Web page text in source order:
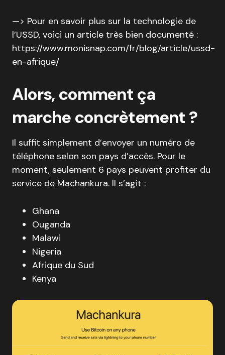
—> Pour en savoir plus sur la technologie de
l’USSD, voici un article très bien documenté :
https://www.monisnap.com/fr/blog/article/ussd-
en-afrique/
Alors, comment ça
marche concrètement ?
Il suffit simplement d’envoyer un numéro de
téléphone selon son pays d’accès. Pour le
moment, seulement 6 pays peuvent profiter du
service de Machankura. Il s’agit :
Ghana
Ouganda
Malawi
Nigeria
Afrique du Sud
Kenya